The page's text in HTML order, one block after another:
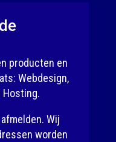
producten en
Webdesign,
Hosting.
Wij
worden